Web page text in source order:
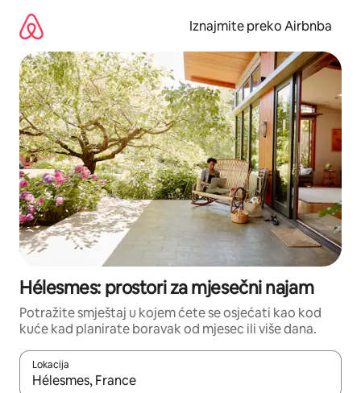
sadržaj
Iznajmite preko Airbnba
Hélesmes: prostori za mjesečni najam
Potražite smještaj u kojem ćete se osjećati kao kod
kuće kad planirate boravak od mjesec ili više dana.
Lokacija
Kada budu dostupni rezultati, moći ćete ih pregledati